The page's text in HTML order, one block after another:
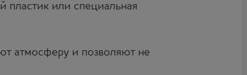
пластик или специальная
атмосферу и позволяют не